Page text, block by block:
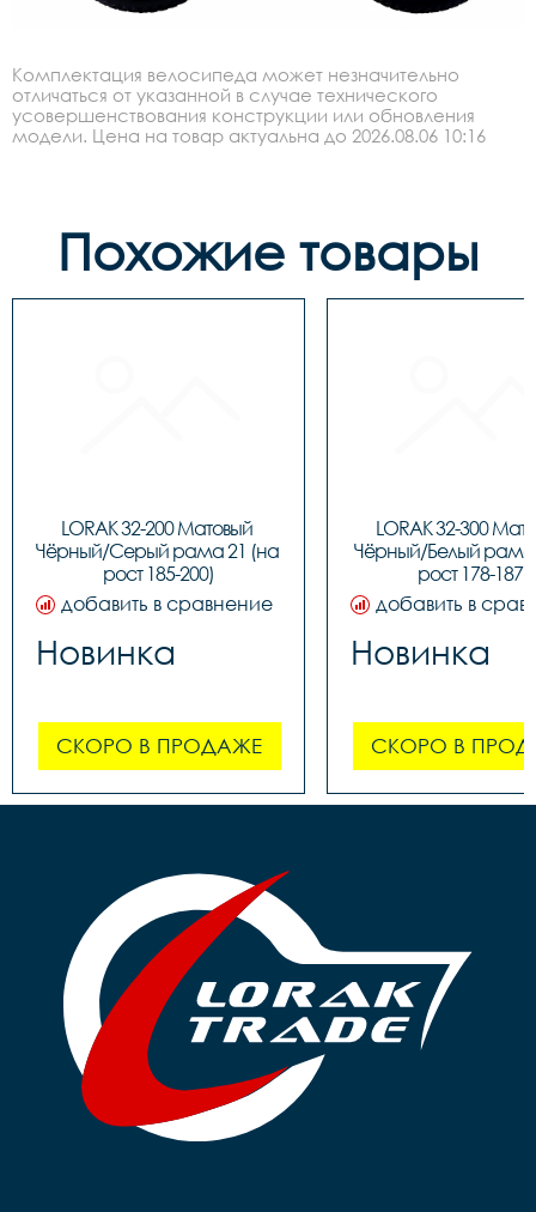
Комплектация велосипеда может незначительно
отличаться от указанной в случае технического
усовершенствования конструкции или обновления
модели. Цена на товар актуальна до 2026.08.06 10:16
Похожие товары
LORAK 32-200 Матовый
Чёрный/Серый рама 21 (на
рост 185-200)
добавить в сравнение
Новинка
СКОРО В ПРОДАЖЕ
LORAK 32-300
Чёрный/Белый рама
рост 178-187)
добавить в
Новинка
СКОРО В